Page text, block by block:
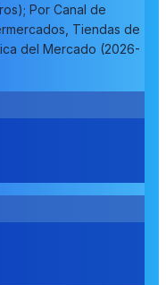
Por Canal de
Tiendas de
del Mercado (2026-